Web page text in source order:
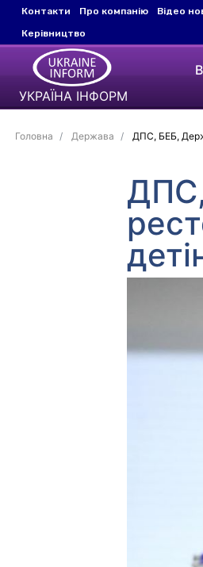
Контакти Про компанію
Відео
Керівництво
УКРАЇНА ІНФОРМ
Головна Держава ДПС, БЕБ,